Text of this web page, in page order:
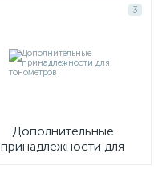
3
Дополнительные
принадлежности для